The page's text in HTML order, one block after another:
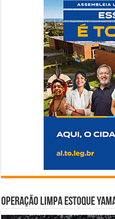
Operação Limpa Estoque